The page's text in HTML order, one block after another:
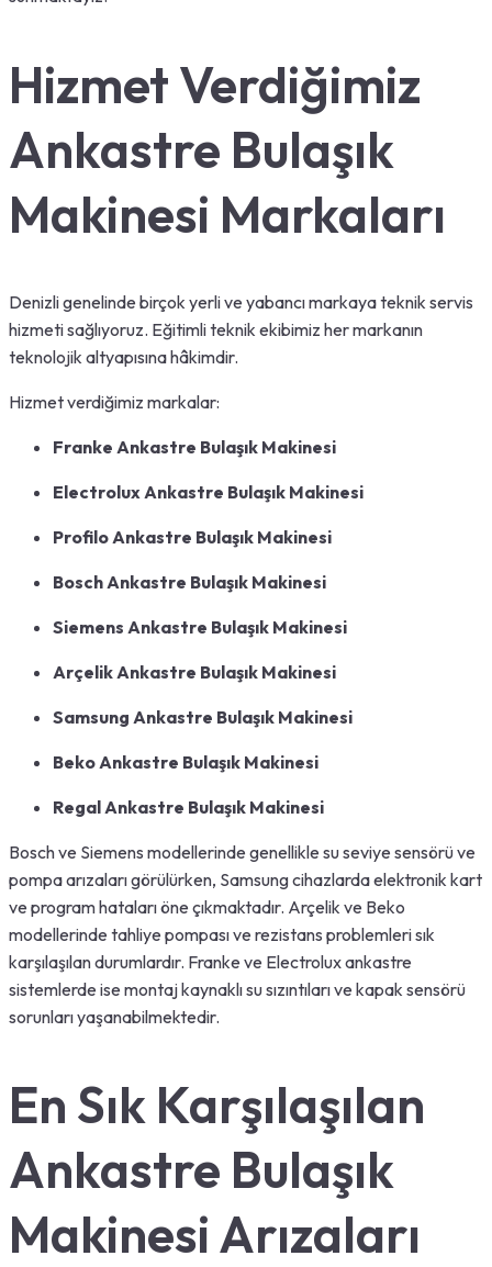
Hizmet Verdiğimiz
Ankastre Bulaşık
Makinesi Markaları
Denizli genelinde birçok yerli ve yabancı markaya teknik servis
hizmeti sağlıyoruz. Eğitimli teknik ekibimiz her markanın
teknolojik altyapısına hâkimdir.
Hizmet verdiğimiz markalar:
Franke Ankastre Bulaşık Makinesi
Electrolux Ankastre Bulaşık Makinesi
Profilo Ankastre Bulaşık Makinesi
Bosch Ankastre Bulaşık Makinesi
Siemens Ankastre Bulaşık Makinesi
Arçelik Ankastre Bulaşık Makinesi
Samsung Ankastre Bulaşık Makinesi
Beko Ankastre Bulaşık Makinesi
Regal Ankastre Bulaşık Makinesi
Bosch ve Siemens modellerinde genellikle su seviye sensörü ve
pompa arızaları görülürken, Samsung cihazlarda elektronik kart
ve program hataları öne çıkmaktadır. Arçelik ve Beko
modellerinde tahliye pompası ve rezistans problemleri sık
karşılaşılan durumlardır. Franke ve Electrolux ankastre
sistemlerde ise montaj kaynaklı su sızıntıları ve kapak sensörü
sorunları yaşanabilmektedir.
En Sık Karşılaşılan
Ankastre Bulaşık
Makinesi Arızaları